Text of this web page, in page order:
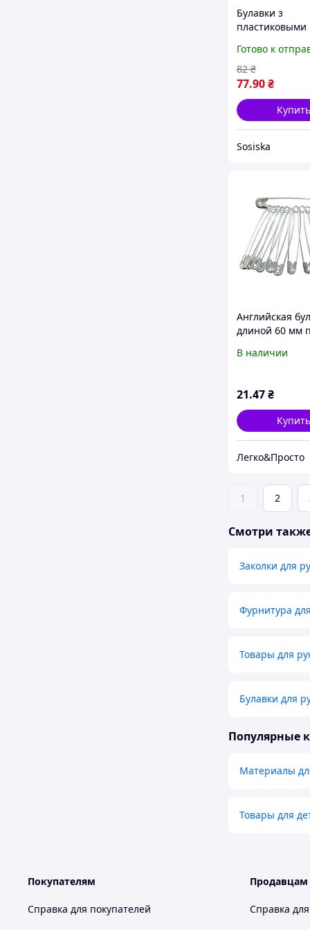
Булавки з
пластиковыми
0,55×3,6 мм
для шитья и
Готово к
77.90₴
82 ₴
Купить
Sosiska
Английская
длиной 60 мм
булавки для
В наличии
21.47₴
Купить
Легко&Просто
1 2
Смотри
Заколки для
Фурнитура
Товары для
Булавки для
Популярные
Материалы
Товары для
Покупателям
Справка для покупателей
Продавцам
Справка